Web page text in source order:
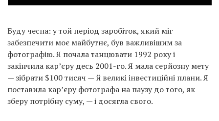
Буду чесна: у той період заробіток, який міг
забезпечити моє майбутнє, був важливішим за
фотографію. Я почала танцювати 1992 року і
закінчила кар’єру десь 2001-го. Я мала серйозну мету
— зібрати $100 тисяч — й великі інвестиційні плани. Я
поставила кар’єру фотографа на паузу до того, як
зберу потрібну суму, — і досягла свого.